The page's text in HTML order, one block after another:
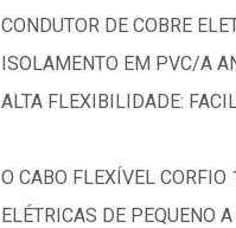
CONDUTOR DE COBRE
ISOLAMENTO EM PVC/A
ALTA FLEXIBILIDADE:
O CABO FLEXÍVEL
ELÉTRICAS DE PEQUENO